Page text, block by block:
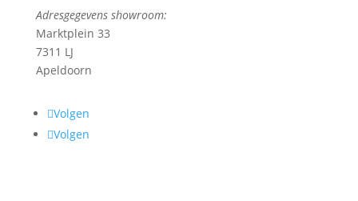
Adresgegevens showroom:
Marktplein 33
7311 LJ
Apeldoorn
Volgen
Volgen